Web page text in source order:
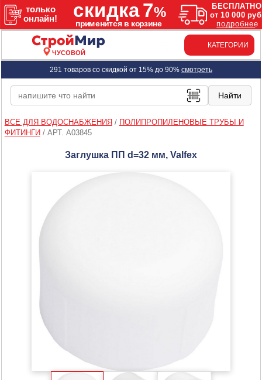
ЧУСОВОЙ
КАТЕГОРИИ
291 товаров со скидкой от 15% до 90% смотреть
ВСЕ ДЛЯ ВОДОСНАБЖЕНИЯ / ПОЛИПРОПИЛЕНОВЫЕ ТРУБЫ И
ФИТИНГИ / АРТ. A03845
Заглушка ПП d=32 мм, Valfex